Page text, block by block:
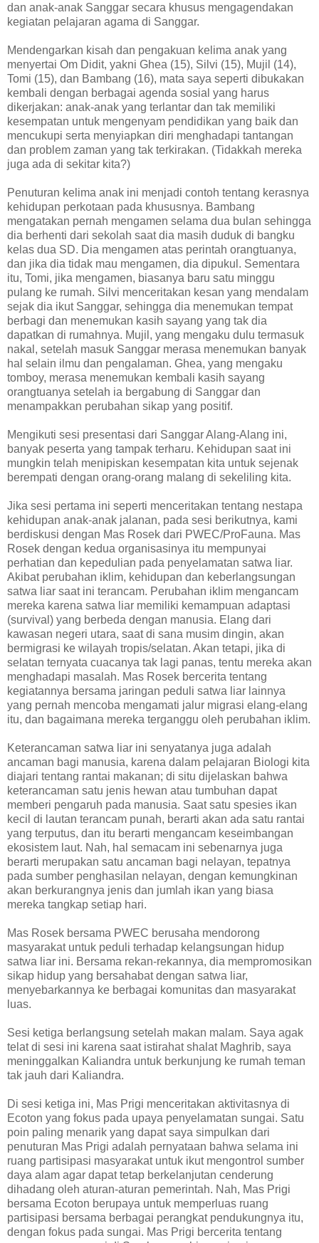
dan anak-anak Sanggar secara khusus mengagendakan
kegiatan pelajaran agama di Sanggar.
Mendengarkan kisah dan pengakuan kelima anak yang
menyertai Om Didit, yakni Ghea (15), Silvi (15), Mujil (14),
Tomi (15), dan Bambang (16), mata saya seperti dibukakan
kembali dengan berbagai agenda sosial yang harus
dikerjakan: anak-anak yang terlantar dan tak memiliki
kesempatan untuk mengenyam pendidikan yang baik dan
mencukupi serta menyiapkan diri menghadapi tantangan
dan problem zaman yang tak terkirakan. (Tidakkah mereka
juga ada di sekitar kita?)
Penuturan kelima anak ini menjadi contoh tentang kerasnya
kehidupan perkotaan pada khususnya. Bambang
mengatakan pernah mengamen selama dua bulan sehingga
dia berhenti dari sekolah saat dia masih duduk di bangku
kelas dua SD. Dia mengamen atas perintah orangtuanya,
dan jika dia tidak mau mengamen, dia dipukul. Sementara
itu, Tomi, jika mengamen, biasanya baru satu minggu
pulang ke rumah. Silvi menceritakan kesan yang mendalam
sejak dia ikut Sanggar, sehingga dia menemukan tempat
berbagi dan menemukan kasih sayang yang tak dia
dapatkan di rumahnya. Mujil, yang mengaku dulu termasuk
nakal, setelah masuk Sanggar merasa menemukan banyak
hal selain ilmu dan pengalaman. Ghea, yang mengaku
tomboy, merasa menemukan kembali kasih sayang
orangtuanya setelah ia bergabung di Sanggar dan
menampakkan perubahan sikap yang positif.
Mengikuti sesi presentasi dari Sanggar Alang-Alang ini,
banyak peserta yang tampak terharu. Kehidupan saat ini
mungkin telah menipiskan kesempatan kita untuk sejenak
berempati dengan orang-orang malang di sekeliling kita.
Jika sesi pertama ini seperti menceritakan tentang nestapa
kehidupan anak-anak jalanan, pada sesi berikutnya, kami
berdiskusi dengan Mas Rosek dari PWEC/ProFauna. Mas
Rosek dengan kedua organisasinya itu mempunyai
perhatian dan kepedulian pada penyelamatan satwa liar.
Akibat perubahan iklim, kehidupan dan keberlangsungan
satwa liar saat ini terancam. Perubahan iklim mengancam
mereka karena satwa liar memiliki kemampuan adaptasi
(survival) yang berbeda dengan manusia. Elang dari
kawasan negeri utara, saat di sana musim dingin, akan
bermigrasi ke wilayah tropis/selatan. Akan tetapi, jika di
selatan ternyata cuacanya tak lagi panas, tentu mereka akan
menghadapi masalah. Mas Rosek bercerita tentang
kegiatannya bersama jaringan peduli satwa liar lainnya
yang pernah mencoba mengamati jalur migrasi elang-elang
itu, dan bagaimana mereka terganggu oleh perubahan iklim.
Keterancaman satwa liar ini senyatanya juga adalah
ancaman bagi manusia, karena dalam pelajaran Biologi kita
diajari tentang rantai makanan; di situ dijelaskan bahwa
keterancaman satu jenis hewan atau tumbuhan dapat
memberi pengaruh pada manusia. Saat satu spesies ikan
kecil di lautan terancam punah, berarti akan ada satu rantai
yang terputus, dan itu berarti mengancam keseimbangan
ekosistem laut. Nah, hal semacam ini sebenarnya juga
berarti merupakan satu ancaman bagi nelayan, tepatnya
pada sumber penghasilan nelayan, dengan kemungkinan
akan berkurangnya jenis dan jumlah ikan yang biasa
mereka tangkap setiap hari.
Mas Rosek bersama PWEC berusaha mendorong
masyarakat untuk peduli terhadap kelangsungan hidup
satwa liar ini. Bersama rekan-rekannya, dia mempromosikan
sikap hidup yang bersahabat dengan satwa liar,
menyebarkannya ke berbagai komunitas dan masyarakat
luas.
Sesi ketiga berlangsung setelah makan malam. Saya agak
telat di sesi ini karena saat istirahat shalat Maghrib, saya
meninggalkan Kaliandra untuk berkunjung ke rumah teman
tak jauh dari Kaliandra.
Di sesi ketiga ini, Mas Prigi menceritakan aktivitasnya di
Ecoton yang fokus pada upaya penyelamatan sungai. Satu
poin paling menarik yang dapat saya simpulkan dari
penuturan Mas Prigi adalah pernyataan bahwa selama ini
ruang partisipasi masyarakat untuk ikut mengontrol sumber
daya alam agar dapat tetap berkelanjutan cenderung
dihadang oleh aturan-aturan pemerintah. Nah, Mas Prigi
bersama Ecoton berupaya untuk memperluas ruang
partisipasi bersama berbagai perangkat pendukungnya itu,
dengan fokus pada sungai. Mas Prigi bercerita tentang